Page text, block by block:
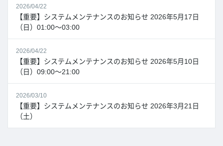
2026/04/22
【重要】システムメンテナンスのお知らせ 2026年5月17日
（日）01:00～03:00
2026/04/22
【重要】システムメンテナンスのお知らせ 2026年5月10日
（日）09:00～21:00
2026/03/10
【重要】システムメンテナンスのお知らせ 2026年3月21日
（土）